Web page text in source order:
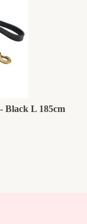
Black L 185cm